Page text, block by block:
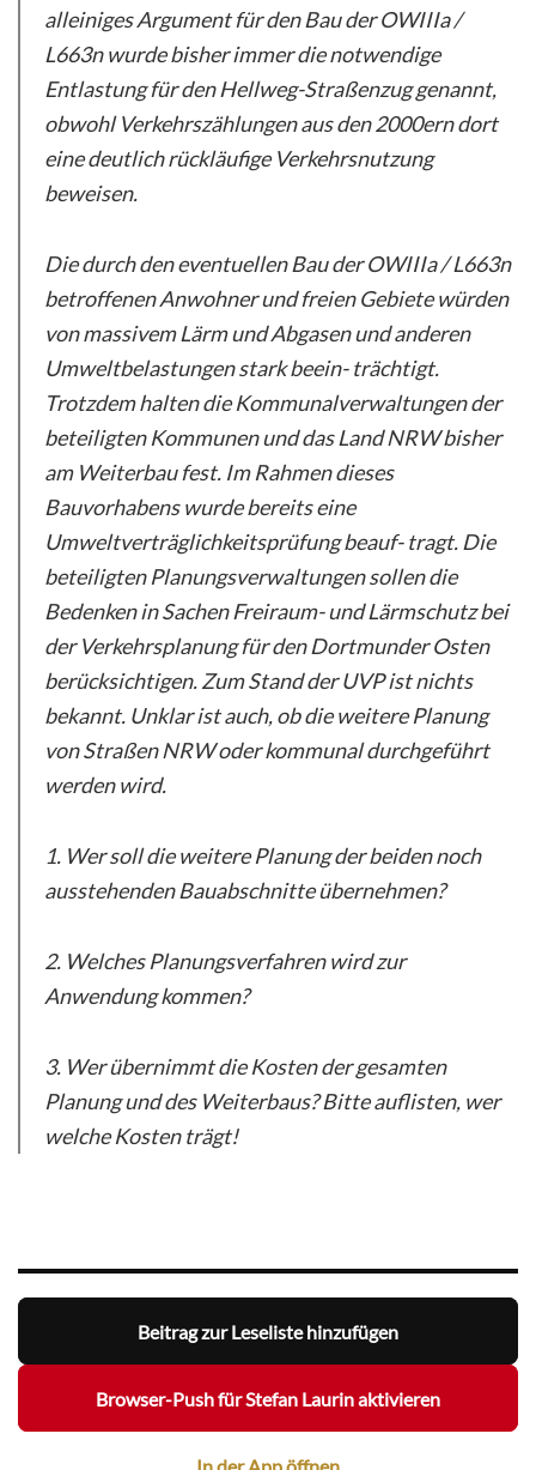
alleiniges Argument für den Bau der OWIIIa /
L663n wurde bisher immer die notwendige
Entlastung für den Hellweg-Straßenzug genannt,
obwohl Verkehrszählungen aus den 2000ern dort
eine deutlich rückläufige Verkehrsnutzung
beweisen.
Die durch den eventuellen Bau der OWIIIa / L663n
betroffenen Anwohner und freien Gebiete würden
von massivem Lärm und Abgasen und anderen
Umweltbelastungen stark beein- trächtigt.
Trotzdem halten die Kommunalverwaltungen der
beteiligten Kommunen und das Land NRW bisher
am Weiterbau fest. Im Rahmen dieses
Bauvorhabens wurde bereits eine
Umweltverträglichkeitsprüfung beauf- tragt. Die
beteiligten Planungsverwaltungen sollen die
Bedenken in Sachen Freiraum- und Lärmschutz bei
der Verkehrsplanung für den Dortmunder Osten
berücksichtigen. Zum Stand der UVP ist nichts
bekannt. Unklar ist auch, ob die weitere Planung
von Straßen NRW oder kommunal durchgeführt
werden wird.
1. Wer soll die weitere Planung der beiden noch
ausstehenden Bauabschnitte übernehmen?
2. Welches Planungsverfahren wird zur
Anwendung kommen?
3. Wer übernimmt die Kosten der gesamten
Planung und des Weiterbaus? Bitte auflisten, wer
welche Kosten trägt!
Beitrag zur Leseliste hinzufügen
Browser-Push für Stefan Laurin aktivieren